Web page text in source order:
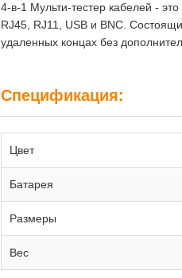
4-в-1 Мульти-тестер кабелей -
RJ45, RJ11, USB и BNC.
удаленных концах без
Спецификация:
Цвет
Батарея
Размеры
Вес